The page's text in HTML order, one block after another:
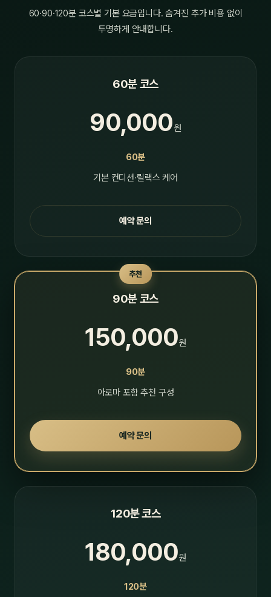
60·90·120분 코스별 기본 요금입니다. 숨겨진 추가 비용 없이
투명하게 안내합니다.
60분 코스
90,000원
60분
기본 컨디션·릴랙스 케어
예약 문의
추천
90분 코스
150,000원
90분
아로마 포함 추천 구성
예약 문의
120분 코스
180,000원
120분